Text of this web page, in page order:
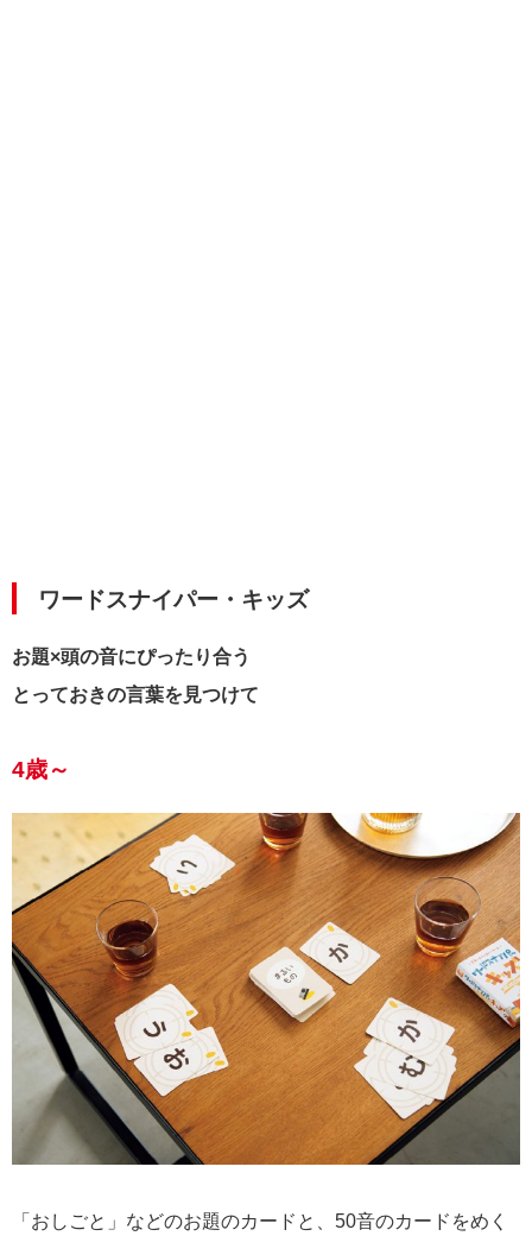
ワードスナイパー・キッズ
お題×頭の音にぴったり合う
とっておきの言葉を見つけて
4歳～
「おしごと」などのお題のカードと、50音のカードをめく